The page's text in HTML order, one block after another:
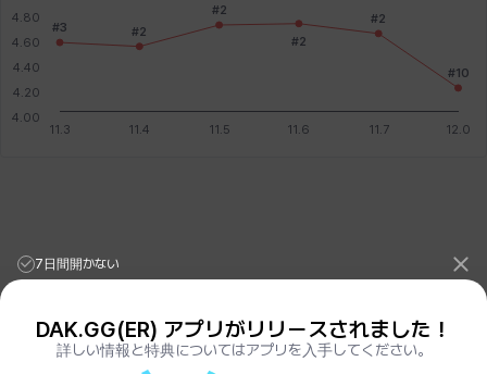
League of Legends Stats PORO.GG
7日間開かない
DAK.GG(ER) アプリがリリースされました！
詳しい情報と特典についてはアプリを入手してください。